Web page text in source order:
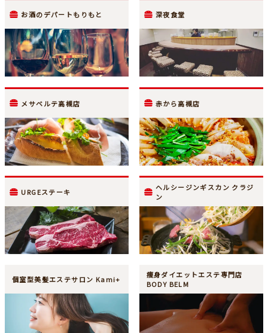
お酒のデパートもりもと 深夜食堂
メサベルテ高槻店 赤から高槻店
URGEステーキ
ヘルシージンギスカン クラジ
ン
個室型美髪エステサロン Kami+
痩身ダイエットエステ専門店
BODY BELM